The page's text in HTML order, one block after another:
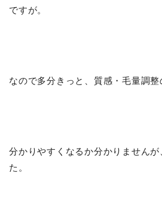
ですが。
なので多分きっと、質感・毛量調整
分かりやすくなるか分かりません
た。